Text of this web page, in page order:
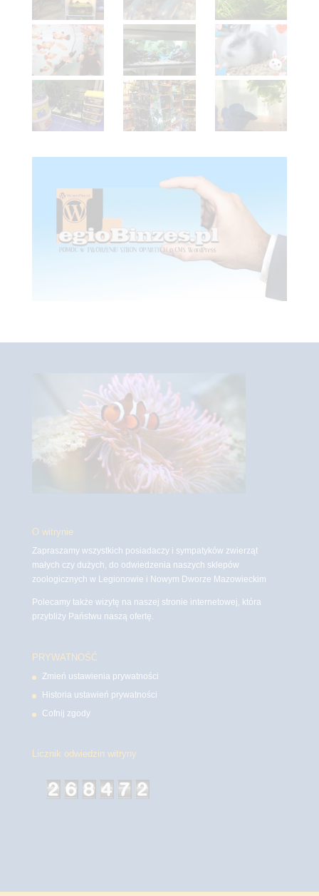
O witrynie
Zapraszamy wszystkich posiadaczy i sympatyków zwierząt
małych czy dużych, do odwiedzenia naszych sklepów
zoologicznych w Legionowie i Nowym Dworze Mazowieckim
Polecamy także wizytę na naszej stronie internetowej, która
przybliży Państwu naszą ofertę.
PRYWATNOŚĆ
Zmień ustawienia prywatności
Historia ustawień prywatności
Cofnij zgody
Licznik odwiedzin witryny